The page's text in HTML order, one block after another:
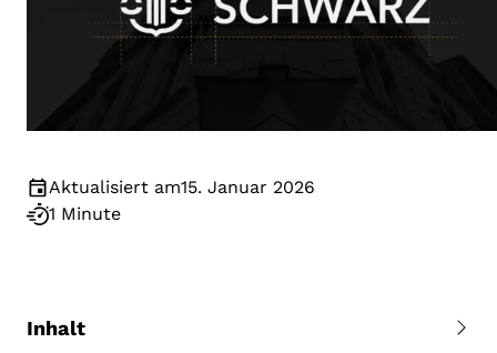
Aktualisiert am15. Januar 2026
1 Minute
Inhalt